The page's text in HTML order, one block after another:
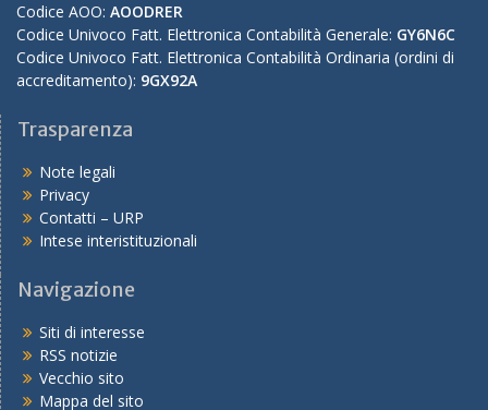
Codice AOO: AOODRER
Codice Univoco Fatt. Elettronica Contabilità Generale: GY6N6C
Codice Univoco Fatt. Elettronica Contabilità Ordinaria (ordini di
accreditamento): 9GX92A
Trasparenza
Note legali
Privacy
Contatti – URP
Intese interistituzionali
Navigazione
Siti di interesse
RSS notizie
Vecchio sito
Mappa del sito